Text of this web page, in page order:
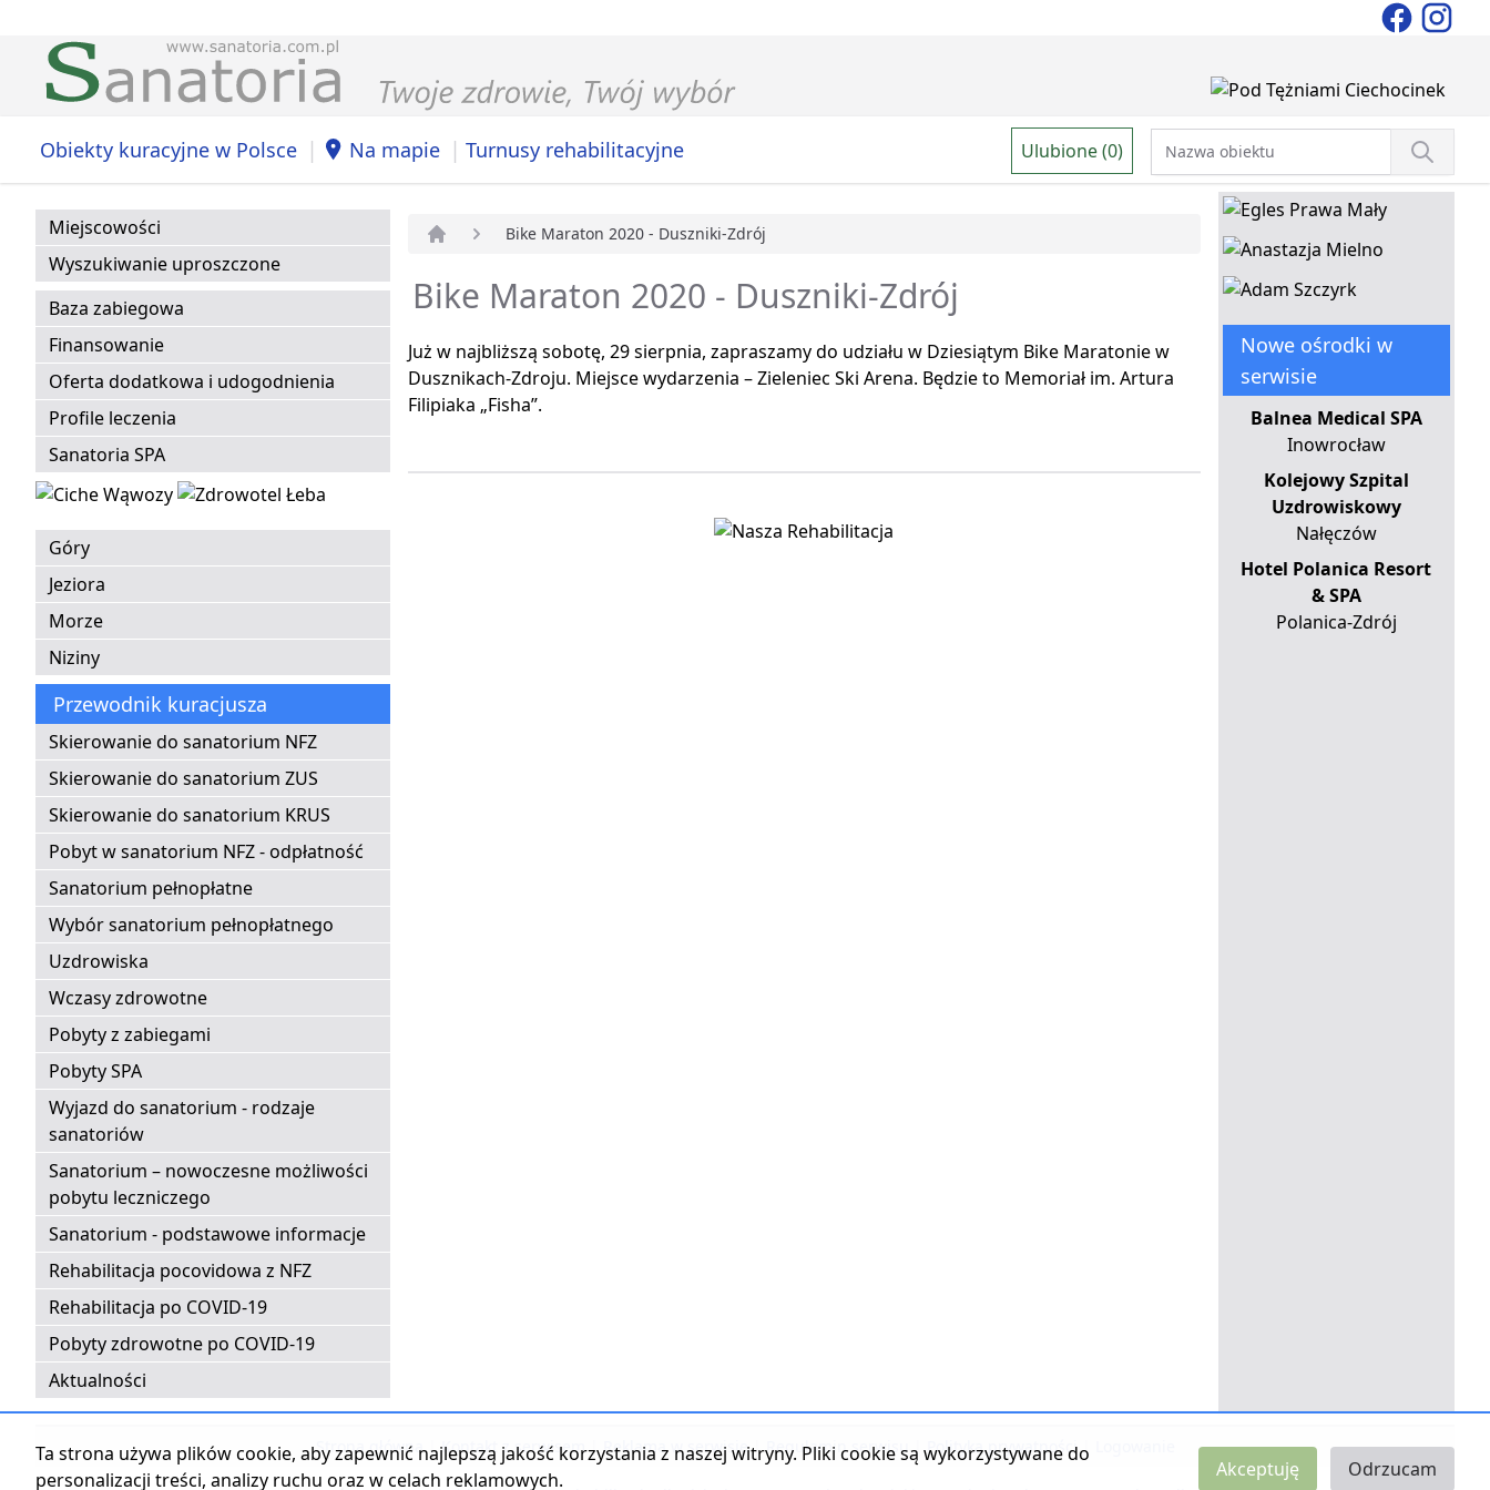
Obiekty kuracyjne w Polsce | Na mapie | Turnusy rehabilitacyjne Ulubione (0)
Miejscowości
Wyszukiwanie uproszczone
Baza zabiegowa
Finansowanie
Oferta dodatkowa i udogodnienia
Profile leczenia
Sanatoria SPA
Góry
Jeziora
Morze
Niziny
Przewodnik kuracjusza
Skierowanie do sanatorium NFZ
Skierowanie do sanatorium ZUS
Skierowanie do sanatorium KRUS
Pobyt w sanatorium NFZ - odpłatność
Sanatorium pełnopłatne
Wybór sanatorium pełnopłatnego
Uzdrowiska
Wczasy zdrowotne
Pobyty z zabiegami
Pobyty SPA
Wyjazd do sanatorium - rodzaje
sanatoriów
Sanatorium – nowoczesne możliwości
pobytu leczniczego
Sanatorium - podstawowe informacje
Rehabilitacja pocovidowa z NFZ
Rehabilitacja po COVID-19
Pobyty zdrowotne po COVID-19
Aktualności
Bike Maraton 2020 - Duszniki-Zdrój
Bike Maraton 2020 - Duszniki-Zdrój
Już w najbliższą sobotę, 29 sierpnia, zapraszamy do udziału w Dziesiątym Bike Maratonie w
Dusznikach-Zdroju. Miejsce wydarzenia – Zieleniec Ski Arena. Będzie to Memoriał im. Artura
Filipiaka „Fisha”.
Nowe ośrodki w
serwisie
Balnea Medical SPA
Inowrocław
Kolejowy Szpital
Uzdrowiskowy
Nałęczów
Hotel Polanica Resort
& SPA
Polanica-Zdrój
Strona główna | Kontakt z serwisem | Reklama w serwisie | Regulamin serwisu | Polityka prywatności |
Ta strona używa plików cookie, aby zapewnić najlepszą jakość korzystania z naszej witryny. Pliki cookie są wykorzystywane do
personalizacji treści, analizy ruchu oraz w celach reklamowych.
Akceptuję Odrzucam